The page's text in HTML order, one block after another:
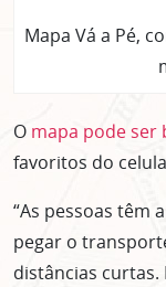
Mapa Vá a Pé,
O mapa pode ser
favoritos do
“As pessoas têm
pegar o
distâncias